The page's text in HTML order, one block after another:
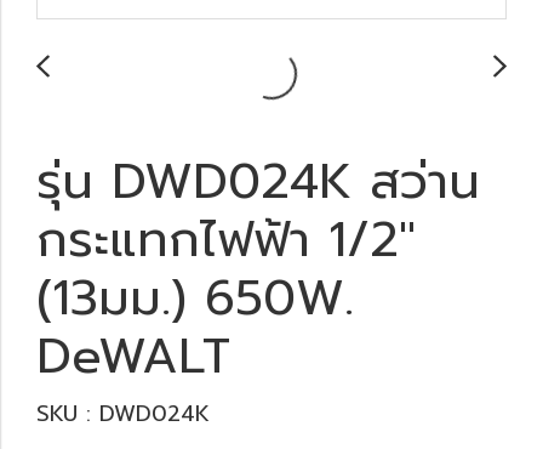
รุ่น DWD024K สว่าน
กระแทกไฟฟ้า 1/2"
(13มม.) 650W.
DeWALT
SKU : DWD024K